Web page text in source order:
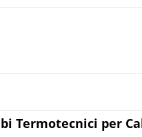
Termotecnici per